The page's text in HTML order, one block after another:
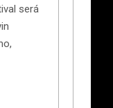
será